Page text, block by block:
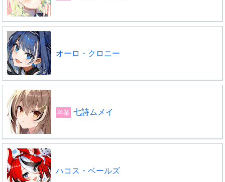
オーロ・クロニー
卒業 七詩ムメイ
ハコス・ベールズ